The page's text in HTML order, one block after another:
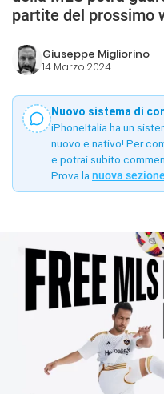
partite del prossimo
Giuseppe Migliorino
14 Marzo 2024
Nuovo sistema di
iPhoneItalia ha un
nuovo e nativo! Per
e potrai subito
Prova la nuova